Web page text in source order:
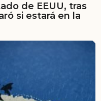
de EEUU, tras
si estará en la